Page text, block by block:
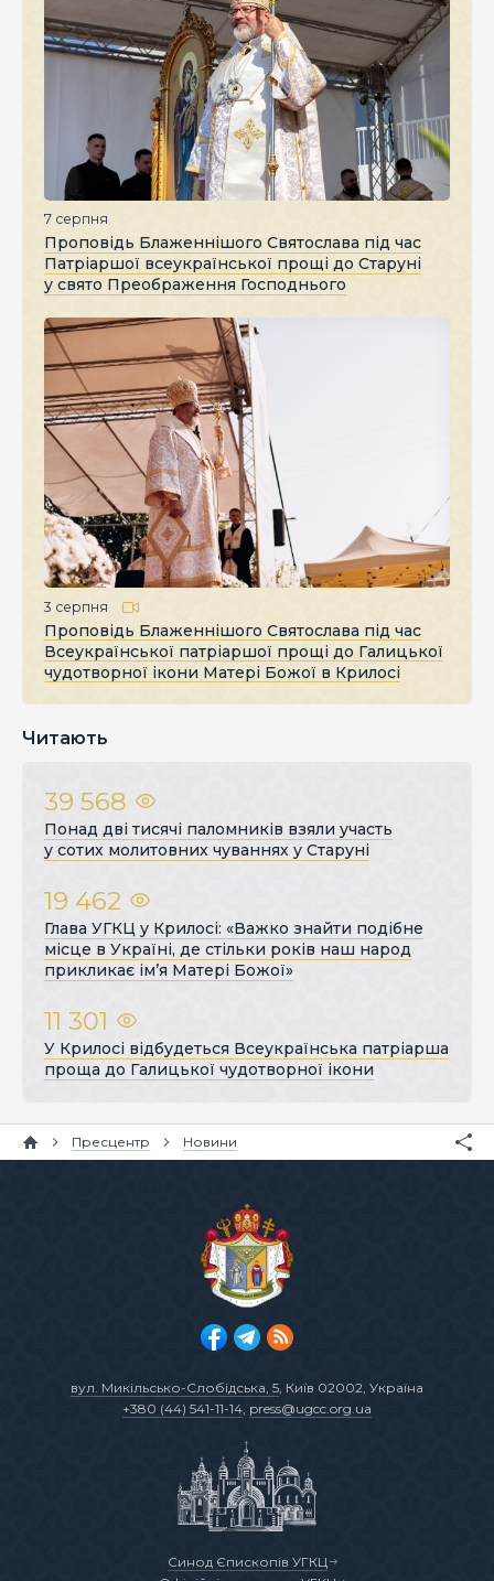
7 серпня
Проповідь Блаженнішого Святослава під час
Патріаршої всеукраїнської прощі до Старуні
у свято Преображення Господнього
3 серпня
Проповідь Блаженнішого Святослава під час
Всеукраїнської патріаршої прощі до Галицької
чудотворної ікони Матері Божої в Крилосі
Читають
39 568
Понад дві тисячі паломників взяли участь
у сотих молитовних чуваннях у Старуні
19 462
Глава УГКЦ у Крилосі: «Важко знайти подібне
місце в Україні, де стільки років наш народ
прикликає ім’я Матері Божої»
11 301
У Крилосі відбудеться Всеукраїнська патріарша
проща до Галицької чудотворної ікони
Пресцентр Новини
вул. Микільсько-Слобідська, 5, Київ 02002, Україна
+380 (44) 541-11-14, press@ugcc.org.ua
Синод Єпископів УГКЦ